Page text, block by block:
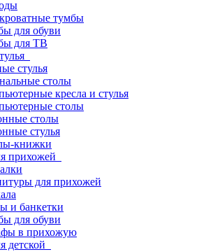
тумбы
для обуви
для ТВ
стулья
столы
кресла и стулья
столы
столы
стулья
книжки
прихожей
для прихожей
и банкетки
для обуви
в прихожую
детской